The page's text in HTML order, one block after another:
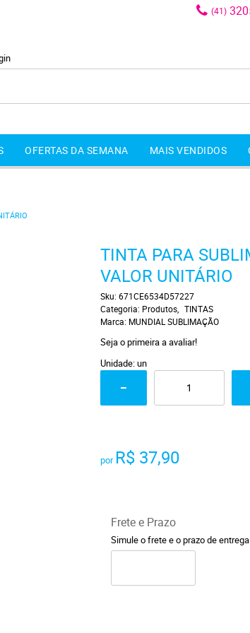
(41)
OFERTAS DA SEMANA MAIS VENDIDOS
TINTA PARA
VALOR UNITÁRIO
Sku: 671CE6534D57227
Categoria: Produtos
TINTAS
Marca: MUNDIAL SUBLIMAÇÃO
Seja o primeira a avaliar!
Unidade: un
por R$ 37,90
Frete e Prazo
Simule o frete e o prazo de